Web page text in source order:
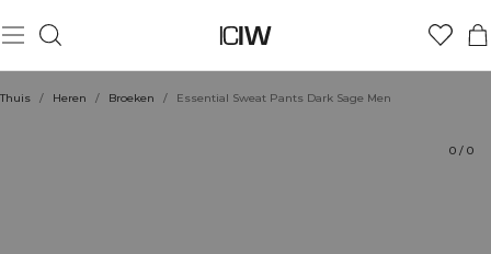
Thuis / Heren / Broeken / Essential Sweat Pants Dark Sage Men
0 / 0